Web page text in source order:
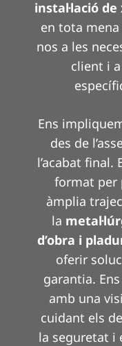
instal·lació
en tota
nos a les
client i
Ens
des de
l’acabat final.
format per
àmplia
la
d’obra i
oferir
garantia.
amb una
cuidant els
la seguretat i